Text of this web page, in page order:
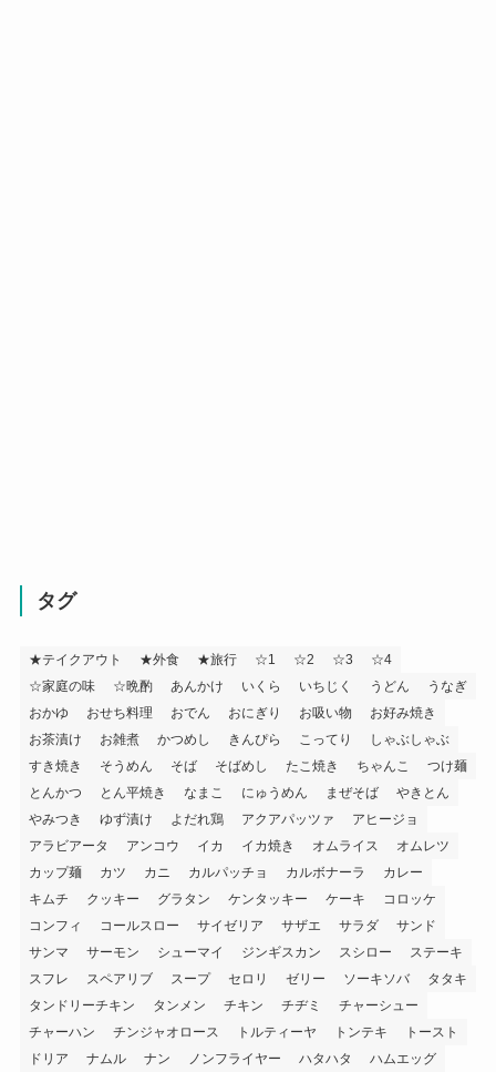
タグ
★テイクアウト ★外食 ★旅行 ☆1 ☆2 ☆3
☆4
☆家庭の味
☆晩酌 あんかけ いくら いちじく うどん
うなぎ
おかゆ
おせち料理 おでん おにぎり お吸い物
お好み焼き
お茶漬け
お雑煮 かつめし きんぴら こってり
しゃぶしゃぶ
すき焼き
そうめん そば そばめし たこ焼き ちゃんこ
つけ麺
とんかつ
とん平焼き なまこ にゅうめん まぜそば
やきとん
やみつき
ゆず漬け よだれ鶏 アクアパッツァ
アヒージョ
アラビアータ
アンコウ イカ イカ焼き オムライス
オムレツ
カップ麺
カツ カニ カルパッチョ カルボナーラ
カレー
キムチ
クッキー グラタン ケンタッキー ケーキ
コロッケ
コンフィ
コールスロー サイゼリア サザエ サラダ
サンド
サンマ
サーモン シューマイ ジンギスカン スシロー
ステーキ
スフレ
スペアリブ スープ セロリ ゼリー ソーキソバ
タタキ
タンドリーチキン
タンメン チキン チヂミ
チャーシュー
チャーハン
チンジャオロース トルティーヤ トンテキ
トースト
ドリア
ナムル ナン ノンフライヤー ハタハタ ハムエッグ